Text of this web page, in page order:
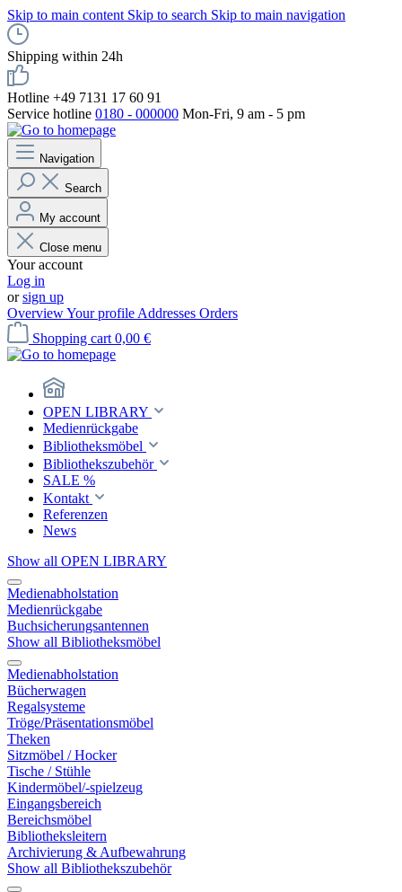
Skip to main content Skip to search Skip to main navigation
Shipping within 24h
Hotline +49 7131 17 60 91
Service hotline 0180 - 000000 Mon-Fri, 9 am - 5 pm
Navigation
Search
My account
Close menu
Your account
Log in
orsign up
OverviewYour profile Addresses Orders
Shopping cart 0,00 €
OPEN LIBRARY
Medienrückgabe
Bibliotheksmöbel
Bibliothekszubehör
SALE %
Kontakt
Referenzen
News
Show all OPEN LIBRARY
Medienabholstation
Medienrückgabe
Buchsicherungsantennen
Show all Bibliotheksmöbel
Medienabholstation
Bücherwagen
Regalsysteme
Tröge/Präsentationsmöbel
Theken
Sitzmöbel / Hocker
Tische / Stühle
Kindermöbel/-spielzeug
Eingangsbereich
Bereichsmöbel
Bibliotheksleitern
Archivierung & Aufbewahrung
Show all Bibliothekszubehör